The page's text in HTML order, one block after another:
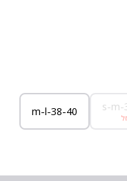
s-m-
m-l-38-40